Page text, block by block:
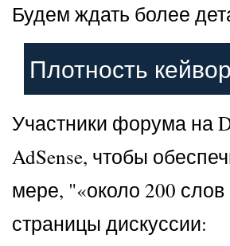
Будем ждать более
Плотность
Участники форума на
AdSense, чтобы
мере, "«около 200
страницы дискуссии: